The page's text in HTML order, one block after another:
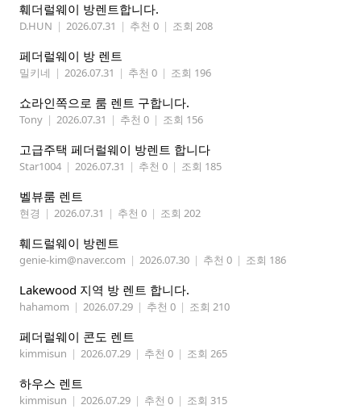
훼더럴웨이 방렌트합니다.
D.HUN | 2026.07.31 | 추천 0 | 조회 208
페더럴웨이 방 렌트
밀키네 | 2026.07.31 | 추천 0 | 조회 196
쇼라인쪽으로 룸 렌트 구합니다.
Tony | 2026.07.31 | 추천 0 | 조회 156
고급주택 페더럴웨이 방렌트 합니다
Star1004 | 2026.07.31 | 추천 0 | 조회 185
벨뷰룸 렌트
현경 | 2026.07.31 | 추천 0 | 조회 202
훼드럴웨이 방렌트
genie-kim@naver.com | 2026.07.30 | 추천 0 | 조회 186
Lakewood 지역 방 렌트 합니다.
hahamom | 2026.07.29 | 추천 0 | 조회 210
페더럴웨이 콘도 렌트
kimmisun | 2026.07.29 | 추천 0 | 조회 265
하우스 렌트
kimmisun | 2026.07.29 | 추천 0 | 조회 315